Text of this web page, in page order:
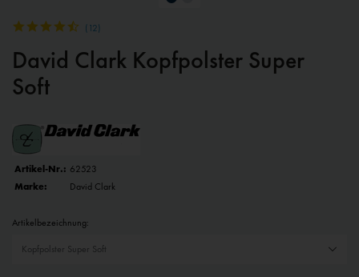
(12)
David Clark Kopfpolster Super
Soft
Artikel-Nr.: 62523
Marke:
David Clark
Artikelbezeichnung: